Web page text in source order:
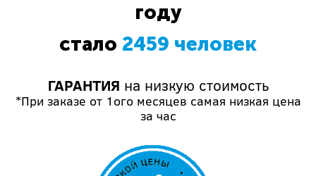
году
стало 2459 человек
ГАРАНТИЯ на низкую стоимость
*При заказе от 1ого месяцев самая низкая цена
за час